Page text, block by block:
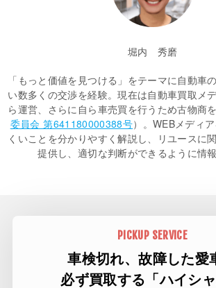
堀内 秀磨
「もっと価値を見つける」をテーマに自動車
い数多くの交渉を経験。現在は自動車買取メ
ら運営、さらに自ら車売買を行うため古物商
委員会 第641180000388号）。WEBメディ
くいことを分かりやすく解説し、リユースに
提供し、適切な判断ができるように情報
PICKUP SERVICE
車検切れ、故障した愛
必ず買取する「ハイシャ